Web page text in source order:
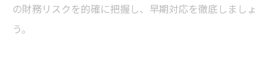
の財務リスクを的確に把握し、早期対応を徹底しましょ
う。